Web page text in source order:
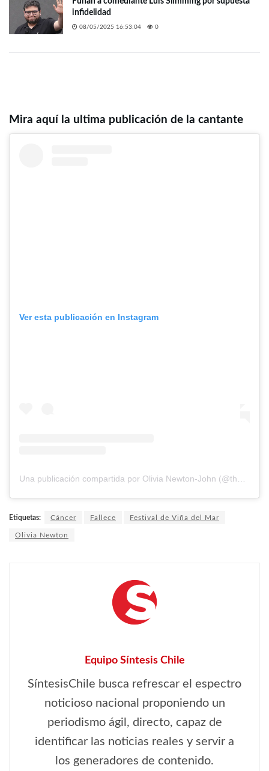
infidelidad
08/05/2025 16:53:04 0
Mira aquí la ultima publicación de la cantante
Ver esta publicación en Instagram
Una publicación compartida por Olivia Newton-John (@therealonj)
Etiquetas: Cáncer Fallece Festival de Viña del Mar
Olivia Newton
Equipo Síntesis Chile
SíntesisChile busca refrescar el espectro
noticioso nacional proponiendo un
periodismo ágil, directo, capaz de
identificar las noticias reales y servir a
los generadores de contenido.